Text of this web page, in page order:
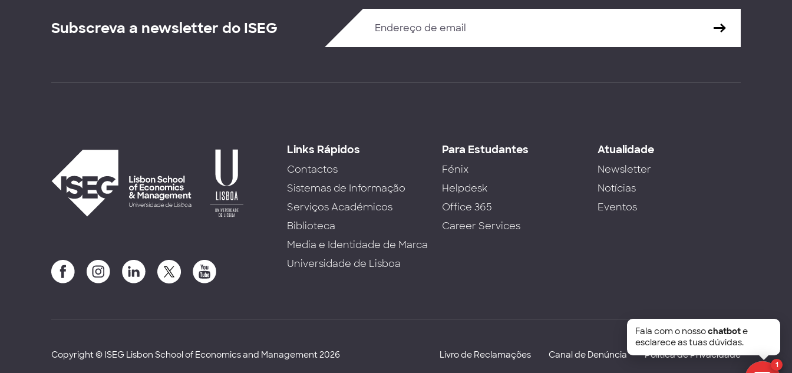
Subscreva a newsletter do ISEG
Links Rápidos
Contactos
Sistemas de Informação
Serviços Académicos
Biblioteca
Media e Identidade de Marca
Universidade de Lisboa
Para Estudantes
Fénix
Helpdesk
Office 365
Career Services
Atualidade
Newsletter
Notícias
Eventos
Copyright © ISEG Lisbon School of Economics and Management 2026 Livro de Reclamações Canal de Denúncia Política de Privacidade
1
Fala com o nossochatbote
esclarece as tuas dúvidas.